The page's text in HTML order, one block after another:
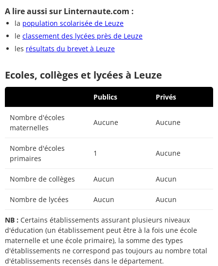
A lire aussi sur Linternaute.com :
la population scolarisée de Leuze
le classement des lycées près de Leuze
les résultats du brevet à Leuze
Ecoles, collèges et lycées à Leuze
Publics Privés
Nombre d'écoles
maternelles
Aucune Aucune
Nombre d'écoles
primaires
1 Aucune
Nombre de collèges Aucun Aucun
Nombre de lycées Aucun Aucun
NB : Certains établissements assurant plusieurs niveaux
d'éducation (un établissement peut être à la fois une école
maternelle et une école primaire), la somme des types
d'établissements ne correspond pas toujours au nombre total
d'établissements recensés dans le département.